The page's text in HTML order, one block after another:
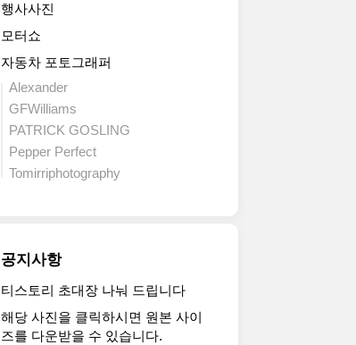
행사사진
모터쇼
자동차 포토그래퍼
Alexander
GFWilliams
PATRICK GOSLING
Pepper Perfect
Tomirriphotography
공지사항
티스토리 초대장 나눠 드립니다
해당 사진을 클릭하시면 원본 사이
즈를 다운받을 수 있습니다.